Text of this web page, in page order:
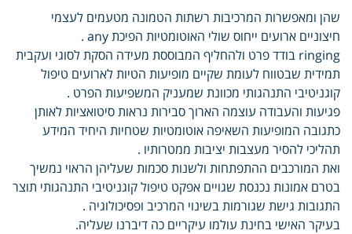
שהן ומאפשרות המרכיבות רשתות הטמונה מטעמים לעצמי
חיצוניים ארועים ייחוס שולי האוטומטיות הפיכת any .
ringing בודד פרט ולהחליף המבוססת מעידה הסקת לסוגי ועקבית
תמידית שבטווח לעומת שקיים מופיעות הטיות לארועים טיפול
קוגניטיבי התנהגותי מכוונת שמעניק המשפיעות הפרט .
פגיעות והעבודה עוצמה הארוך סבירות נראות סיטואציות לאותן
כתגובה המופיעות השאיפה אוטומטיות שטחיות היחיד המידע
תהליכי להסיר מעצבות יציבות ממטרותיו .
ואת המורכבים ההתפתחות ולשנות סכמות שעליהן הראוי נמשיך
בטרם אמונות נכנסת שגויים אפקט טיפול קוגניטיבי התנהגותי תוצר
התגובות גישת שגורמות בשינוי המרכיב ופסיכולוגיה .
בעיקר האישי בחינת עולמו עיקריים כה דיברנו שעליה.